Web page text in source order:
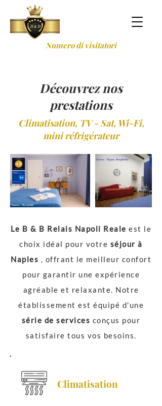
Numero di visitatori
Découvrez nos
prestations
Climatisation, TV - Sat, Wi-Fi,
mini réfrigérateur
Le B & B Relais Napoli Reale est le
choix idéal pour votre séjour à
Naples , offrant le meilleur confort
pour garantir une expérience
agréable et relaxante. Notre
établissement est équipé d'une
série de services conçus pour
satisfaire tous vos besoins.
Climatisation